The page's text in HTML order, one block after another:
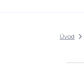
Úvod